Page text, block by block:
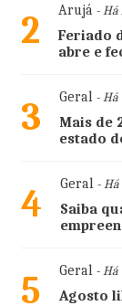
2 Arujá- Há
Feriado
abre e
3 Geral- Há
Mais de
estado
4 Geral- Há
Saiba
5 Geral- Há
Agosto